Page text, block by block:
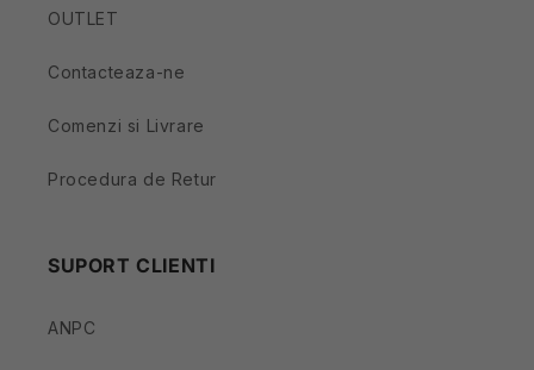
OUTLET
Contacteaza-ne
Comenzi si Livrare
Procedura de Retur
SUPORT CLIENTI
ANPC